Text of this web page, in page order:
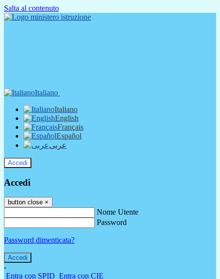
Salta al contenuto
Italiano
Italiano
English
Français
Español
عربى
Accedi
Accedi
button close ×
Nome Utente
Password
Password dimenticata?
-
Entra con SPID Entra con CIE